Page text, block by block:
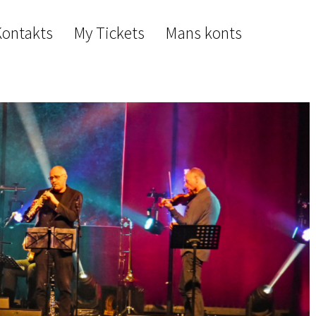
My Tickets Mans konts